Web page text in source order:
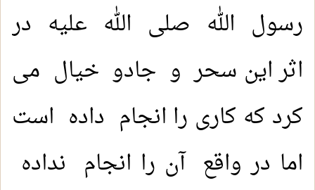
رسول الله صلی الله عليه در
اثر این سحر و جادو خیال می
کرد که کاری را انجام داده است
اما در واقع آن را انجام نداده